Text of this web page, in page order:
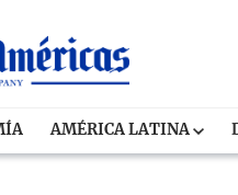
AMÉRICA LATINA